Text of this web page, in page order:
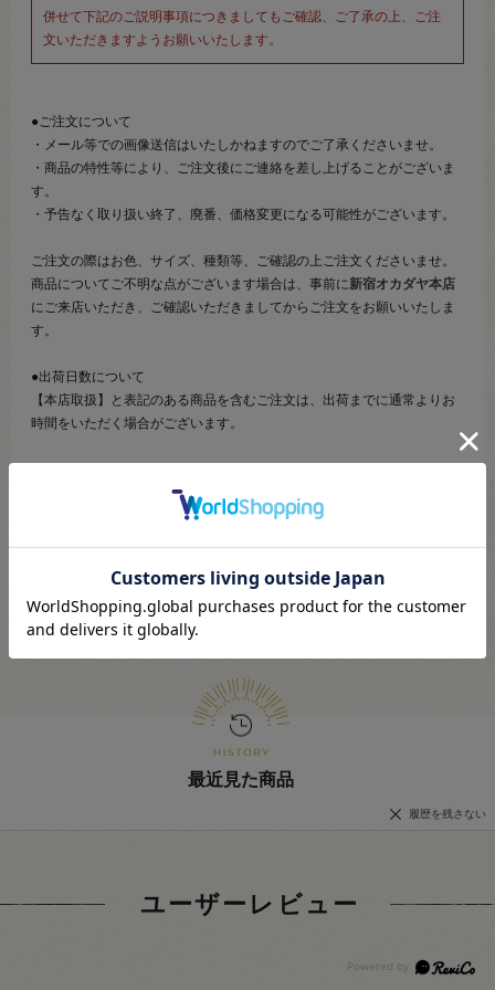
併せて下記のご説明事項につきましてもご確認、ご了承の上、ご注
文いただきますようお願いいたします。
●ご注文について
・メール等での画像送信はいたしかねますのでご了承くださいませ。
・商品の特性等により、ご注文後にご連絡を差し上げることがございま
す。
・予告なく取り扱い終了、廃番、価格変更になる可能性がございます。
ご注文の際はお色、サイズ、種類等、ご確認の上ご注文くださいませ。
商品についてご不明な点がございます場合は、事前に新宿オカダヤ本店
にご来店いただき、ご確認いただきましてからご注文をお願いいたしま
す。
●出荷日数について
【本店取扱】と表記のある商品を含むご注文は、出荷までに通常よりお
時間をいただく場合がございます。
【ご注文前に必ずお読み下さい】
・表示価格は1個の価格です。
最近見た商品
履歴を残さない
ユーザーレビュー